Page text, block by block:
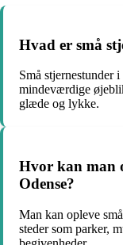
Hvad er små
Små stjernestunder
mindeværdige
glæde og lykke.
Hvor kan man
Odense?
Man kan opleve
steder som parker,